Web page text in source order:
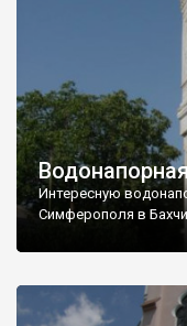
Интересную
Симферополя в